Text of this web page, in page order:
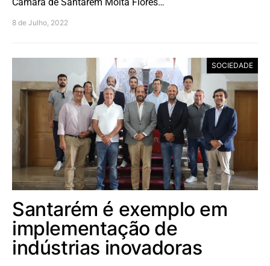
8 de Julho, 2022
SOCIEDADE
Santarém é exemplo em
implementação de
indústrias inovadoras